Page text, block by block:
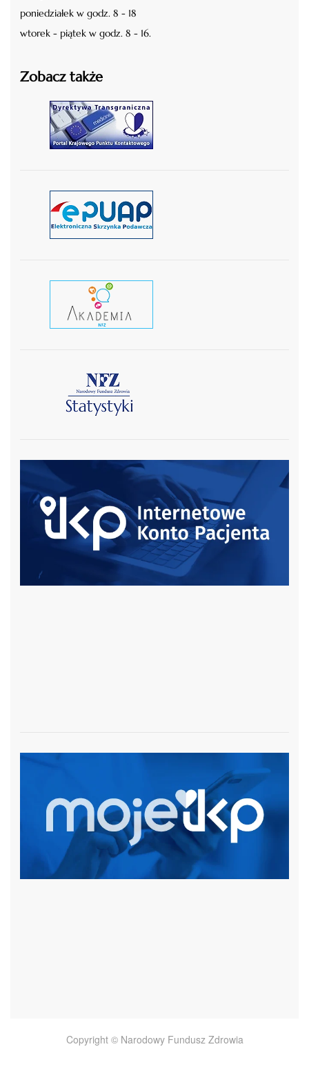
poniedziałek w godz. 8 - 18
wtorek - piątek w godz. 8 - 16.
Zobacz także
czytaj więcej
czytaj więcej
czytaj więcej
czytaj więcej
czytaj więcej
Copyright © Narodowy Fundusz Zdrowia